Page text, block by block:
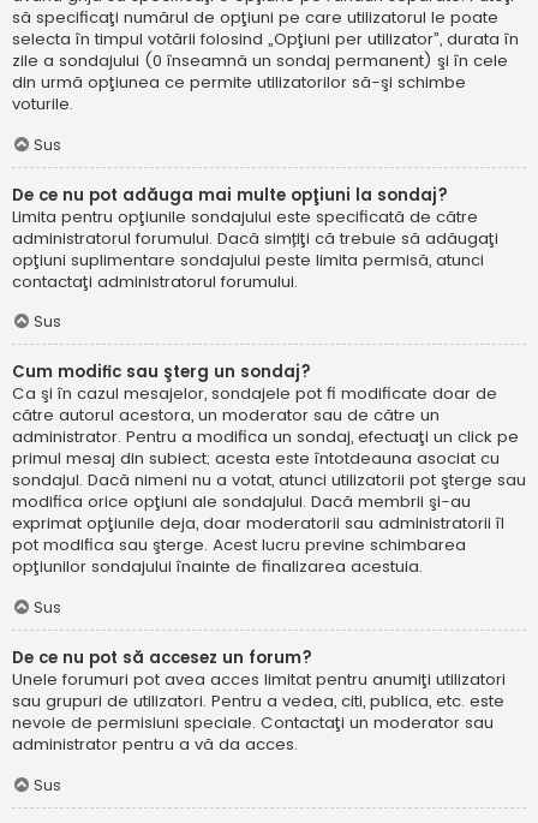
să specificaţi numărul de opţiuni pe care utilizatorul le poate
selecta în timpul votării folosind „Opţiuni per utilizator”, durata în
zile a sondajului (0 înseamnă un sondaj permanent) şi în cele
din urmă opţiunea ce permite utilizatorilor să-şi schimbe
voturile.
Sus
De ce nu pot adăuga mai multe opţiuni la sondaj?
Limita pentru opţiunile sondajului este specificată de către
administratorul forumului. Dacă simțiţi că trebuie să adăugaţi
opţiuni suplimentare sondajului peste limita permisă, atunci
contactaţi administratorul forumului.
Sus
Cum modific sau şterg un sondaj?
Ca şi în cazul mesajelor, sondajele pot fi modificate doar de
către autorul acestora, un moderator sau de către un
administrator. Pentru a modifica un sondaj, efectuaţi un click pe
primul mesaj din subiect; acesta este întotdeauna asociat cu
sondajul. Dacă nimeni nu a votat, atunci utilizatorii pot şterge sau
modifica orice opţiuni ale sondajului. Dacă membrii şi-au
exprimat opţiunile deja, doar moderatorii sau administratorii îl
pot modifica sau şterge. Acest lucru previne schimbarea
opţiunilor sondajului înainte de finalizarea acestuia.
Sus
De ce nu pot să accesez un forum?
Unele forumuri pot avea acces limitat pentru anumiţi utilizatori
sau grupuri de utilizatori. Pentru a vedea, citi, publica, etc. este
nevoie de permisiuni speciale. Contactaţi un moderator sau
administrator pentru a vă da acces.
Sus